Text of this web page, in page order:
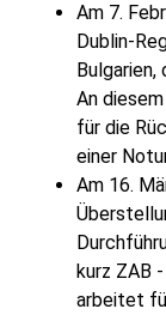
Am 7.
Dublin-
Bulgarien,
An
für die
einer
Am 16.
kurz ZAB
arbeitet